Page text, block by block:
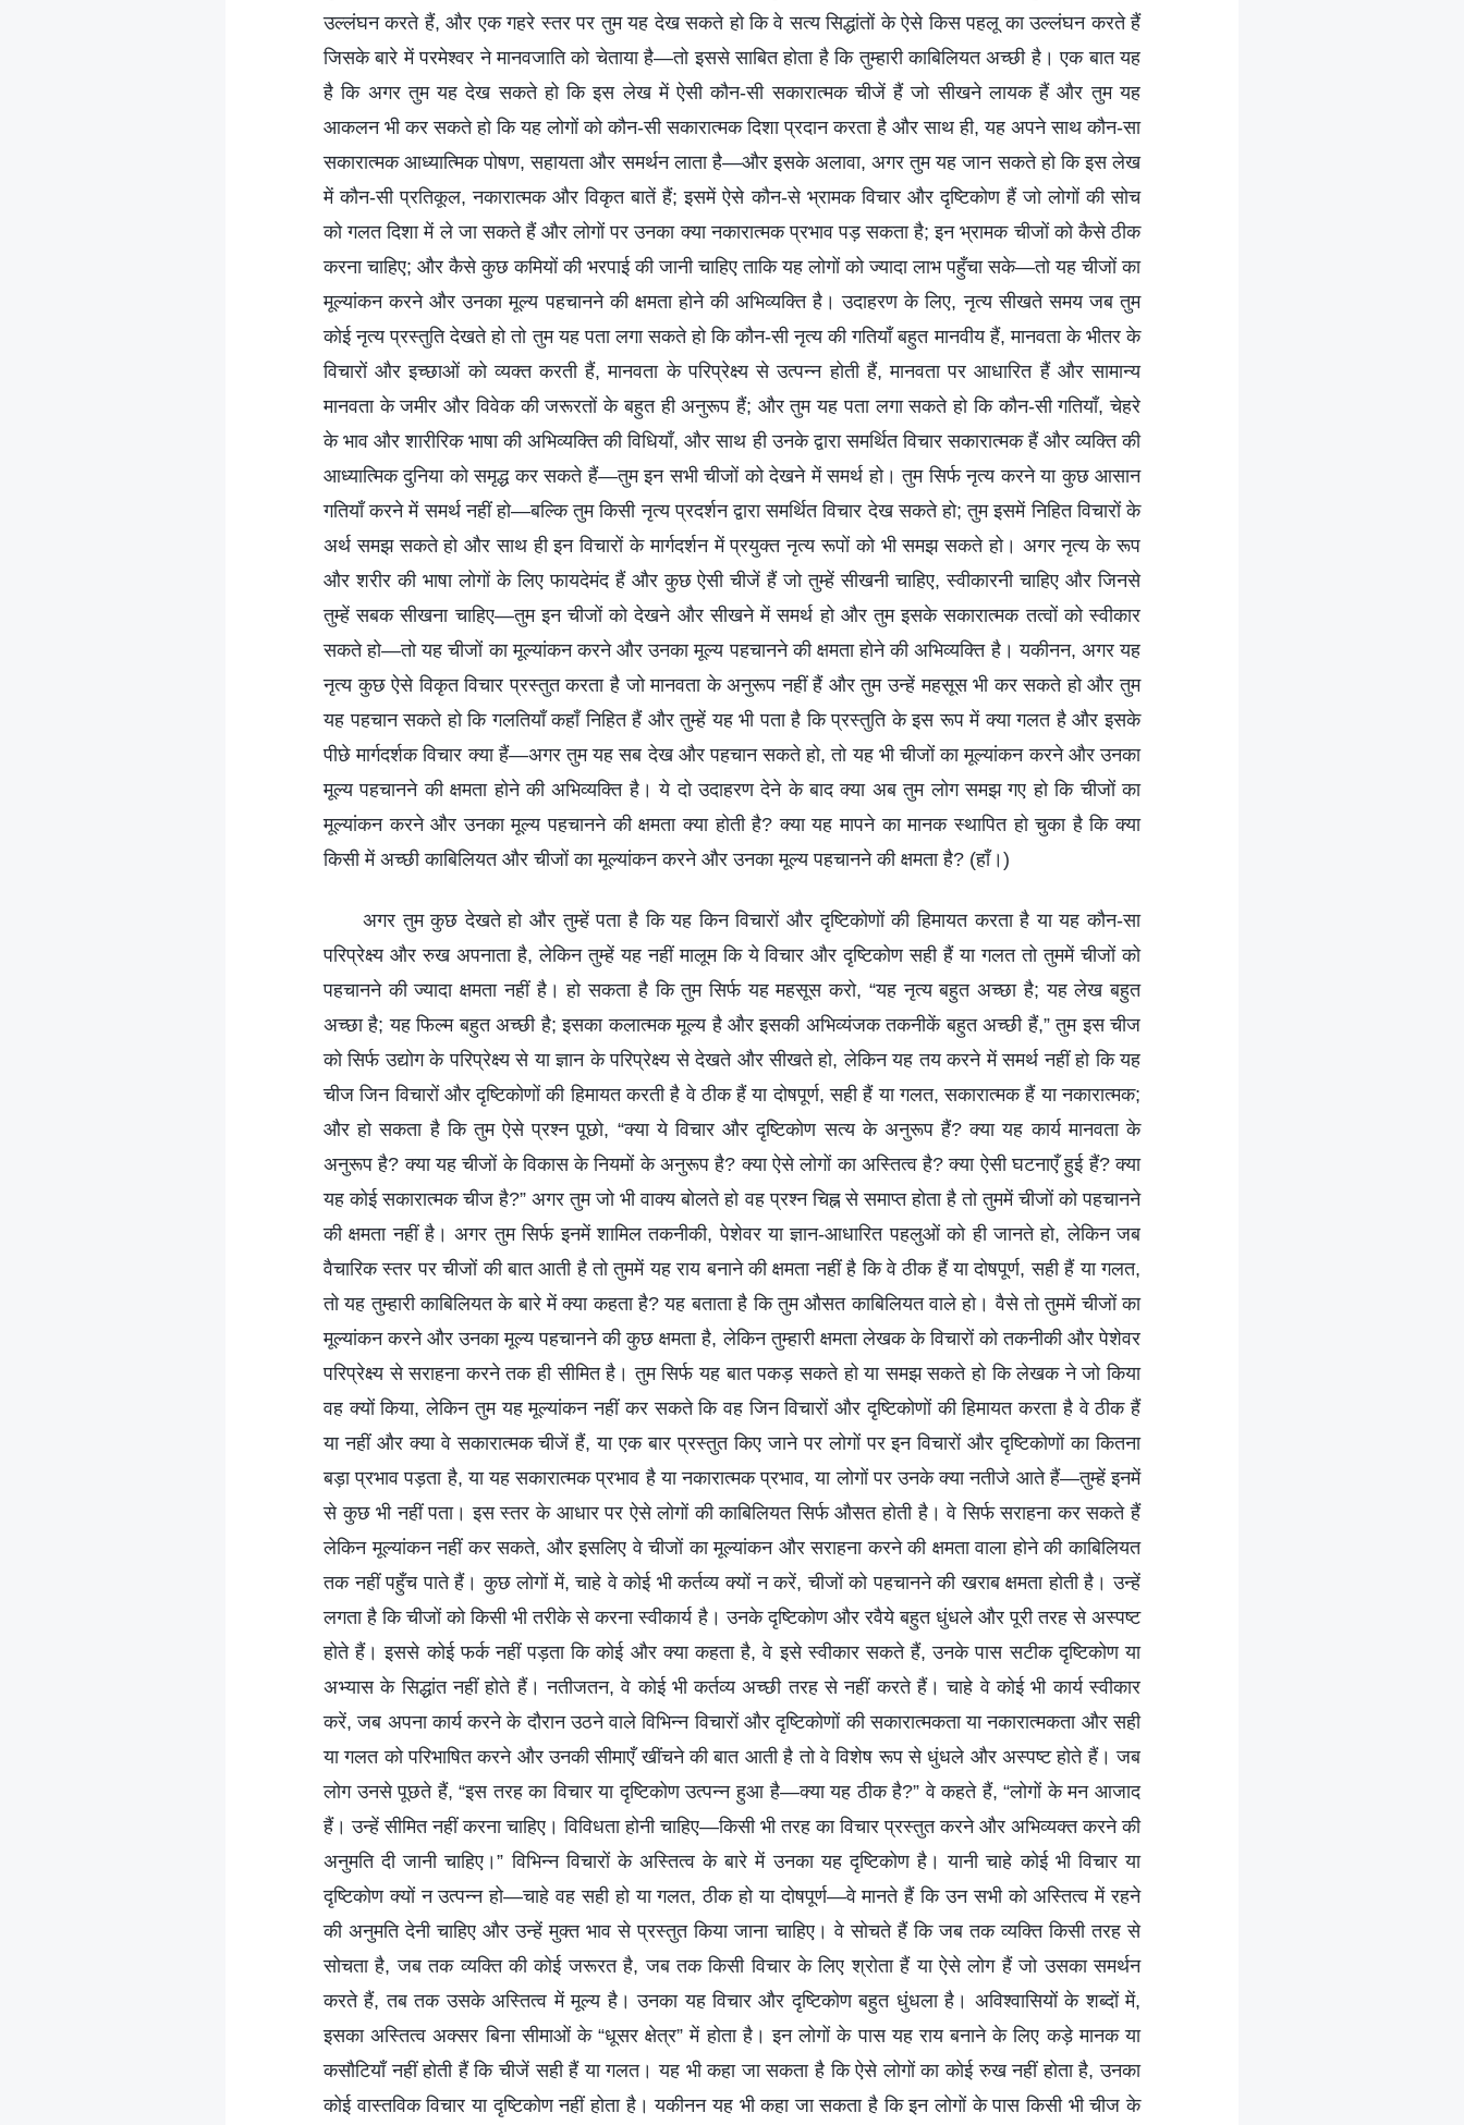
उल्लंघन करते हैं, और एक गहरे स्तर पर तुम यह देख सकते हो कि वे सत्य सिद्धांतों के ऐसे किस पहलू का उल्लंघन करते हैं
जिसके बारे में परमेश्वर ने मानवजाति को चेताया है—तो इससे साबित होता है कि तुम्हारी काबिलियत अच्छी है। एक बात यह
है कि अगर तुम यह देख सकते हो कि इस लेख में ऐसी कौन-सी सकारात्मक चीजें हैं जो सीखने लायक हैं और तुम यह
आकलन भी कर सकते हो कि यह लोगों को कौन-सी सकारात्मक दिशा प्रदान करता है और साथ ही, यह अपने साथ कौन-सा
सकारात्मक आध्यात्मिक पोषण, सहायता और समर्थन लाता है—और इसके अलावा, अगर तुम यह जान सकते हो कि इस लेख
में कौन-सी प्रतिकूल, नकारात्मक और विकृत बातें हैं; इसमें ऐसे कौन-से भ्रामक विचार और दृष्टिकोण हैं जो लोगों की सोच
को गलत दिशा में ले जा सकते हैं और लोगों पर उनका क्या नकारात्मक प्रभाव पड़ सकता है; इन भ्रामक चीजों को कैसे ठीक
करना चाहिए; और कैसे कुछ कमियों की भरपाई की जानी चाहिए ताकि यह लोगों को ज्यादा लाभ पहुँचा सके—तो यह चीजों का
मूल्यांकन करने और उनका मूल्य पहचानने की क्षमता होने की अभिव्यक्ति है। उदाहरण के लिए, नृत्य सीखते समय जब तुम
कोई नृत्य प्रस्तुति देखते हो तो तुम यह पता लगा सकते हो कि कौन-सी नृत्य की गतियाँ बहुत मानवीय हैं, मानवता के भीतर के
विचारों और इच्छाओं को व्यक्त करती हैं, मानवता के परिप्रेक्ष्य से उत्पन्न होती हैं, मानवता पर आधारित हैं और सामान्य
मानवता के जमीर और विवेक की जरूरतों के बहुत ही अनुरूप हैं; और तुम यह पता लगा सकते हो कि कौन-सी गतियाँ, चेहरे
के भाव और शारीरिक भाषा की अभिव्यक्ति की विधियाँ, और साथ ही उनके द्वारा समर्थित विचार सकारात्मक हैं और व्यक्ति की
आध्यात्मिक दुनिया को समृद्ध कर सकते हैं—तुम इन सभी चीजों को देखने में समर्थ हो। तुम सिर्फ नृत्य करने या कुछ आसान
गतियाँ करने में समर्थ नहीं हो—बल्कि तुम किसी नृत्य प्रदर्शन द्वारा समर्थित विचार देख सकते हो; तुम इसमें निहित विचारों के
अर्थ समझ सकते हो और साथ ही इन विचारों के मार्गदर्शन में प्रयुक्त नृत्य रूपों को भी समझ सकते हो। अगर नृत्य के रूप
और शरीर की भाषा लोगों के लिए फायदेमंद हैं और कुछ ऐसी चीजें हैं जो तुम्हें सीखनी चाहिए, स्वीकारनी चाहिए और जिनसे
तुम्हें सबक सीखना चाहिए—तुम इन चीजों को देखने और सीखने में समर्थ हो और तुम इसके सकारात्मक तत्वों को स्वीकार
सकते हो—तो यह चीजों का मूल्यांकन करने और उनका मूल्य पहचानने की क्षमता होने की अभिव्यक्ति है। यकीनन, अगर यह
नृत्य कुछ ऐसे विकृत विचार प्रस्तुत करता है जो मानवता के अनुरूप नहीं हैं और तुम उन्हें महसूस भी कर सकते हो और तुम
यह पहचान सकते हो कि गलतियाँ कहाँ निहित हैं और तुम्हें यह भी पता है कि प्रस्तुति के इस रूप में क्या गलत है और इसके
पीछे मार्गदर्शक विचार क्या हैं—अगर तुम यह सब देख और पहचान सकते हो, तो यह भी चीजों का मूल्यांकन करने और उनका
मूल्य पहचानने की क्षमता होने की अभिव्यक्ति है। ये दो उदाहरण देने के बाद क्या अब तुम लोग समझ गए हो कि चीजों का
मूल्यांकन करने और उनका मूल्य पहचानने की क्षमता क्या होती है? क्या यह मापने का मानक स्थापित हो चुका है कि क्या
किसी में अच्छी काबिलियत और चीजों का मूल्यांकन करने और उनका मूल्य पहचानने की क्षमता है? (हाँ।)
अगर तुम कुछ देखते हो और तुम्हें पता है कि यह किन विचारों और दृष्टिकोणों की हिमायत करता है या यह कौन-सा
परिप्रेक्ष्य और रुख अपनाता है, लेकिन तुम्हें यह नहीं मालूम कि ये विचार और दृष्टिकोण सही हैं या गलत तो तुममें चीजों को
पहचानने की ज्यादा क्षमता नहीं है। हो सकता है कि तुम सिर्फ यह महसूस करो, “यह नृत्य बहुत अच्छा है; यह लेख बहुत
अच्छा है; यह फिल्म बहुत अच्छी है; इसका कलात्मक मूल्य है और इसकी अभिव्यंजक तकनीकें बहुत अच्छी हैं,” तुम इस चीज
को सिर्फ उद्योग के परिप्रेक्ष्य से या ज्ञान के परिप्रेक्ष्य से देखते और सीखते हो, लेकिन यह तय करने में समर्थ नहीं हो कि यह
चीज जिन विचारों और दृष्टिकोणों की हिमायत करती है वे ठीक हैं या दोषपूर्ण, सही हैं या गलत, सकारात्मक हैं या नकारात्मक;
और हो सकता है कि तुम ऐसे प्रश्न पूछो, “क्या ये विचार और दृष्टिकोण सत्य के अनुरूप हैं? क्या यह कार्य मानवता के
अनुरूप है? क्या यह चीजों के विकास के नियमों के अनुरूप है? क्या ऐसे लोगों का अस्तित्व है? क्या ऐसी घटनाएँ हुई हैं? क्या
यह कोई सकारात्मक चीज है?” अगर तुम जो भी वाक्य बोलते हो वह प्रश्न चिह्न से समाप्त होता है तो तुममें चीजों को पहचानने
की क्षमता नहीं है। अगर तुम सिर्फ इनमें शामिल तकनीकी, पेशेवर या ज्ञान-आधारित पहलुओं को ही जानते हो, लेकिन जब
वैचारिक स्तर पर चीजों की बात आती है तो तुममें यह राय बनाने की क्षमता नहीं है कि वे ठीक हैं या दोषपूर्ण, सही हैं या गलत,
तो यह तुम्हारी काबिलियत के बारे में क्या कहता है? यह बताता है कि तुम औसत काबिलियत वाले हो। वैसे तो तुममें चीजों का
मूल्यांकन करने और उनका मूल्य पहचानने की कुछ क्षमता है, लेकिन तुम्हारी क्षमता लेखक के विचारों को तकनीकी और पेशेवर
परिप्रेक्ष्य से सराहना करने तक ही सीमित है। तुम सिर्फ यह बात पकड़ सकते हो या समझ सकते हो कि लेखक ने जो किया
वह क्यों किया, लेकिन तुम यह मूल्यांकन नहीं कर सकते कि वह जिन विचारों और दृष्टिकोणों की हिमायत करता है वे ठीक हैं
या नहीं और क्या वे सकारात्मक चीजें हैं, या एक बार प्रस्तुत किए जाने पर लोगों पर इन विचारों और दृष्टिकोणों का कितना
बड़ा प्रभाव पड़ता है, या यह सकारात्मक प्रभाव है या नकारात्मक प्रभाव, या लोगों पर उनके क्या नतीजे आते हैं—तुम्हें इनमें
से कुछ भी नहीं पता। इस स्तर के आधार पर ऐसे लोगों की काबिलियत सिर्फ औसत होती है। वे सिर्फ सराहना कर सकते हैं
लेकिन मूल्यांकन नहीं कर सकते, और इसलिए वे चीजों का मूल्यांकन और सराहना करने की क्षमता वाला होने की काबिलियत
तक नहीं पहुँच पाते हैं। कुछ लोगों में, चाहे वे कोई भी कर्तव्य क्यों न करें, चीजों को पहचानने की खराब क्षमता होती है। उन्हें
लगता है कि चीजों को किसी भी तरीके से करना स्वीकार्य है। उनके दृष्टिकोण और रवैये बहुत धुंधले और पूरी तरह से अस्पष्ट
होते हैं। इससे कोई फर्क नहीं पड़ता कि कोई और क्या कहता है, वे इसे स्वीकार सकते हैं, उनके पास सटीक दृष्टिकोण या
अभ्यास के सिद्धांत नहीं होते हैं। नतीजतन, वे कोई भी कर्तव्य अच्छी तरह से नहीं करते हैं। चाहे वे कोई भी कार्य स्वीकार
करें, जब अपना कार्य करने के दौरान उठने वाले विभिन्न विचारों और दृष्टिकोणों की सकारात्मकता या नकारात्मकता और सही
या गलत को परिभाषित करने और उनकी सीमाएँ खींचने की बात आती है तो वे विशेष रूप से धुंधले और अस्पष्ट होते हैं। जब
लोग उनसे पूछते हैं, “इस तरह का विचार या दृष्टिकोण उत्पन्न हुआ है—क्या यह ठीक है?” वे कहते हैं, “लोगों के मन आजाद
हैं। उन्हें सीमित नहीं करना चाहिए। विविधता होनी चाहिए—किसी भी तरह का विचार प्रस्तुत करने और अभिव्यक्त करने की
अनुमति दी जानी चाहिए।” विभिन्न विचारों के अस्तित्व के बारे में उनका यह दृष्टिकोण है। यानी चाहे कोई भी विचार या
दृष्टिकोण क्यों न उत्पन्न हो—चाहे वह सही हो या गलत, ठीक हो या दोषपूर्ण—वे मानते हैं कि उन सभी को अस्तित्व में रहने
की अनुमति देनी चाहिए और उन्हें मुक्त भाव से प्रस्तुत किया जाना चाहिए। वे सोचते हैं कि जब तक व्यक्ति किसी तरह से
सोचता है, जब तक व्यक्ति की कोई जरूरत है, जब तक किसी विचार के लिए श्रोता हैं या ऐसे लोग हैं जो उसका समर्थन
करते हैं, तब तक उसके अस्तित्व में मूल्य है। उनका यह विचार और दृष्टिकोण बहुत धुंधला है। अविश्वासियों के शब्दों में,
इसका अस्तित्व अक्सर बिना सीमाओं के “धूसर क्षेत्र” में होता है। इन लोगों के पास यह राय बनाने के लिए कड़े मानक या
कसौटियाँ नहीं होती हैं कि चीजें सही हैं या गलत। यह भी कहा जा सकता है कि ऐसे लोगों का कोई रुख नहीं होता है, उनका
कोई वास्तविक विचार या दृष्टिकोण नहीं होता है। यकीनन यह भी कहा जा सकता है कि इन लोगों के पास किसी भी चीज के